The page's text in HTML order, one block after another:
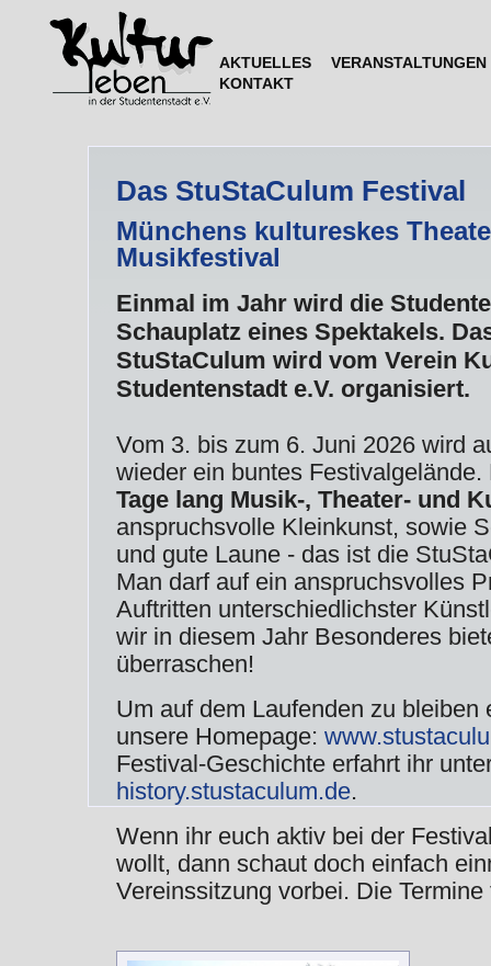
AKTUELLES
VERANSTALTUNGEN
KONTAKT
Das StuStaCulum Festival
Münchens kultureskes
Musikfestival
Einmal im Jahr wird die
Schauplatz eines Spektakels.
StuStaCulum wird vom Verein
Studentenstadt e.V. organisiert.
Vom 3. bis zum 6. Juni 2026 wird
wieder ein buntes
Tage lang Musik-, Theater- und
anspruchs­volle Klein­kunst, sowie
und gute Laune - das ist die
Man darf auf ein anspruchs­volles
Auf­tritten unter­schied­lich­ster
wir in diesem Jahr Besonderes
überraschen!
Um auf dem Laufenden zu bleiben
unsere Homepage:
Festival-Geschichte erfahrt ihr
history.stustaculum.de.
Wenn ihr euch aktiv bei der
wollt, dann schaut doch einfach
Vereinssitzung vorbei. Die